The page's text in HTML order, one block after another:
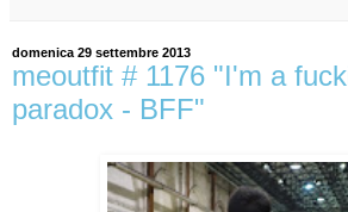
domenica 29 settembre 2013
meoutfit # 1176 "I'm a
paradox - BFF"